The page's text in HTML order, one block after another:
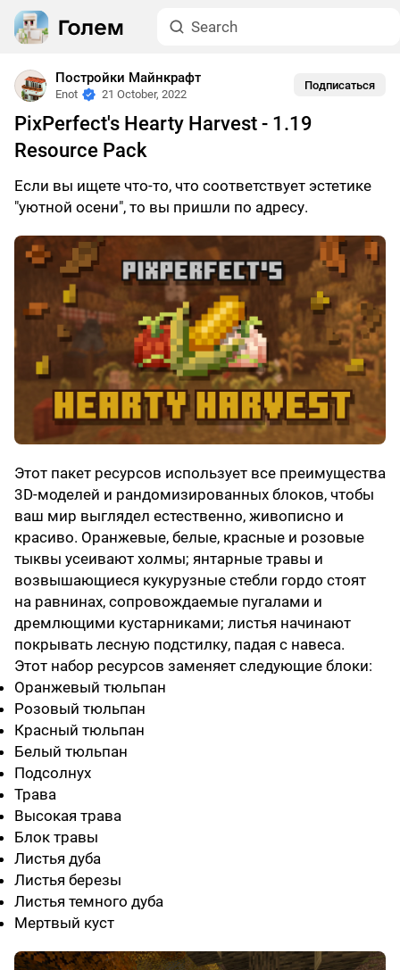
Постройки Майнкрафт
Enot 21 October, 2022
Подписаться
PixPerfect's Hearty Harvest - 1.19
Resource Pack
Если вы ищете что-то, что соответствует эстетике
"уютной осени", то вы пришли по адресу.
Этот пакет ресурсов использует все преимущества
3D-моделей и рандомизированных блоков, чтобы
ваш мир выглядел естественно, живописно и
красиво. Оранжевые, белые, красные и розовые
тыквы усеивают холмы; янтарные травы и
возвышающиеся кукурузные стебли гордо стоят
на равнинах, сопровождаемые пугалами и
дремлющими кустарниками; листья начинают
покрывать лесную подстилку, падая с навеса.
Этот набор ресурсов заменяет следующие блоки:
Оранжевый тюльпан
Розовый тюльпан
Красный тюльпан
Белый тюльпан
Подсолнух
Трава
Высокая трава
Блок травы
Листья дуба
Листья березы
Листья темного дуба
Мертвый куст